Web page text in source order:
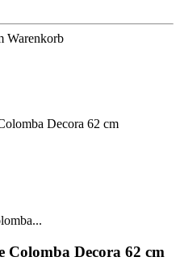
Warenkorb
Decora 62 cm
Colomba Decora 62 cm